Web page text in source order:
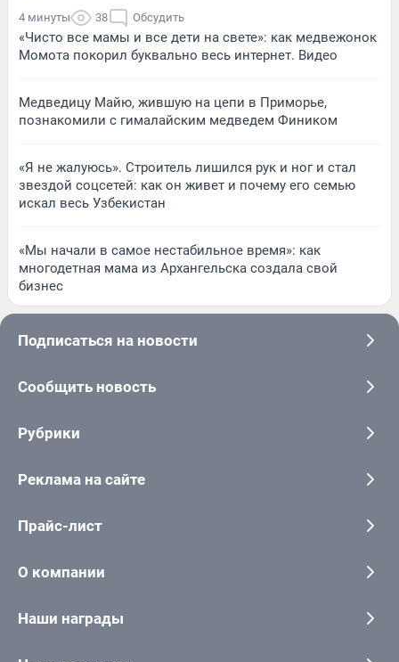
4 минуты 38 Обсудить
«Чисто все мамы и все дети на свете»: как медвежонок
Момота покорил буквально весь интернет. Видео
Медведицу Майю, жившую на цепи в Приморье,
познакомили с гималайским медведем Фиником
«Я не жалуюсь». Строитель лишился рук и ног и стал
звездой соцсетей: как он живет и почему его семью
искал весь Узбекистан
«Мы начали в самое нестабильное время»: как
многодетная мама из Архангельска создала свой
бизнес
Подписаться на новости
Сообщить новость
Рубрики
Реклама на сайте
Прайс-лист
О компании
Наши награды